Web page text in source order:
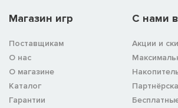
мастерами разведения лошадей.
весьма ценным товаром.
Нураги— необыкновенные башни,
цивилизацией Сардинии. В нурагическом
построек времен неолита было
Магазин игр
Поставщикам
О нас
О магазине
Каталог
Гарантии
C нами
Акции и